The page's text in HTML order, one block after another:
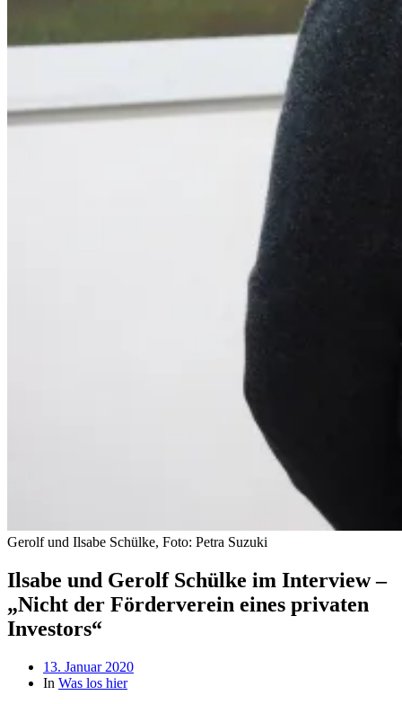
Gerolf und Ilsabe Schülke, Foto: Petra Suzuki
Ilsabe und Gerolf Schülke im Interview –
„Nicht der Förderverein eines privaten
Investors“
Beitragsdatum
13. Januar 2020
In Was los hier